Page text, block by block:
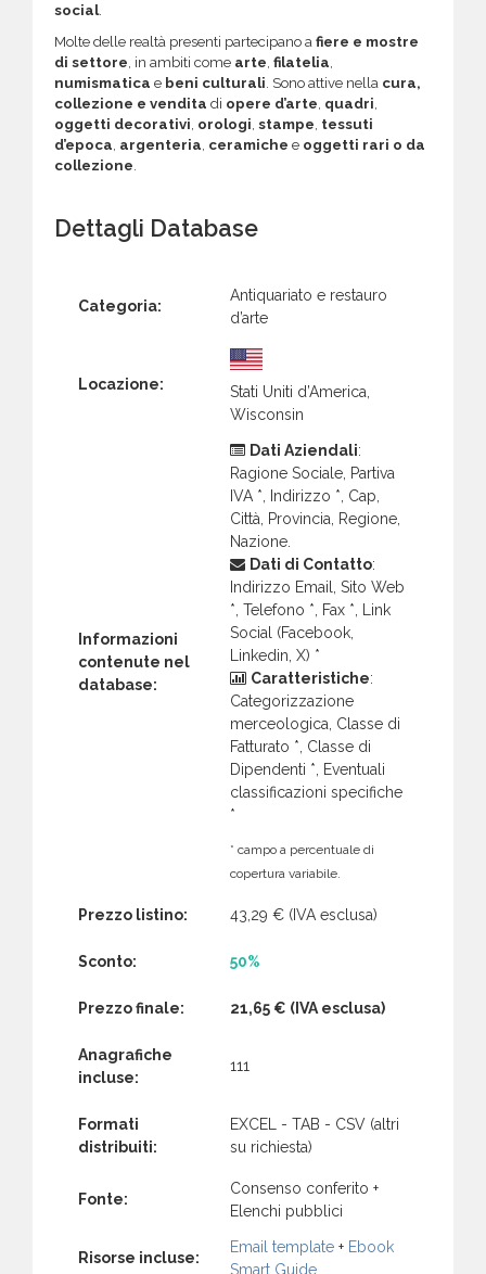
social.
Molte delle realtà presenti partecipano a fiere e mostre
di settore, in ambiti come arte, filatelia,
numismatica e beni culturali. Sono attive nella cura,
collezione e vendita di opere d’arte, quadri,
oggetti decorativi, orologi, stampe, tessuti
d’epoca, argenteria, ceramiche e oggetti rari o da
collezione.
Dettagli Database
Categoria:
Antiquariato e restauro
d’arte
Locazione:
Stati Uniti d’America,
Wisconsin
Informazioni
contenute nel
database:
Dati Aziendali:
Ragione Sociale, Partiva
IVA *, Indirizzo *, Cap,
Città, Provincia, Regione,
Nazione.
Dati di Contatto:
Indirizzo Email, Sito Web
*, Telefono *, Fax *, Link
Social (Facebook,
Linkedin, X) *
Caratteristiche:
Categorizzazione
merceologica, Classe di
Fatturato *, Classe di
Dipendenti *, Eventuali
classificazioni specifiche
*
* campo a percentuale di
copertura variabile.
Prezzo listino: 43,29 € (IVA esclusa)
Sconto: 50%
Prezzo finale: 21,65 € (IVA esclusa)
Anagrafiche
incluse:
111
Formati
distribuiti:
EXCEL - TAB - CSV (altri
su richiesta)
Fonte:
Consenso conferito +
Elenchi pubblici
Risorse incluse:
Email template + Ebook
Smart Guide